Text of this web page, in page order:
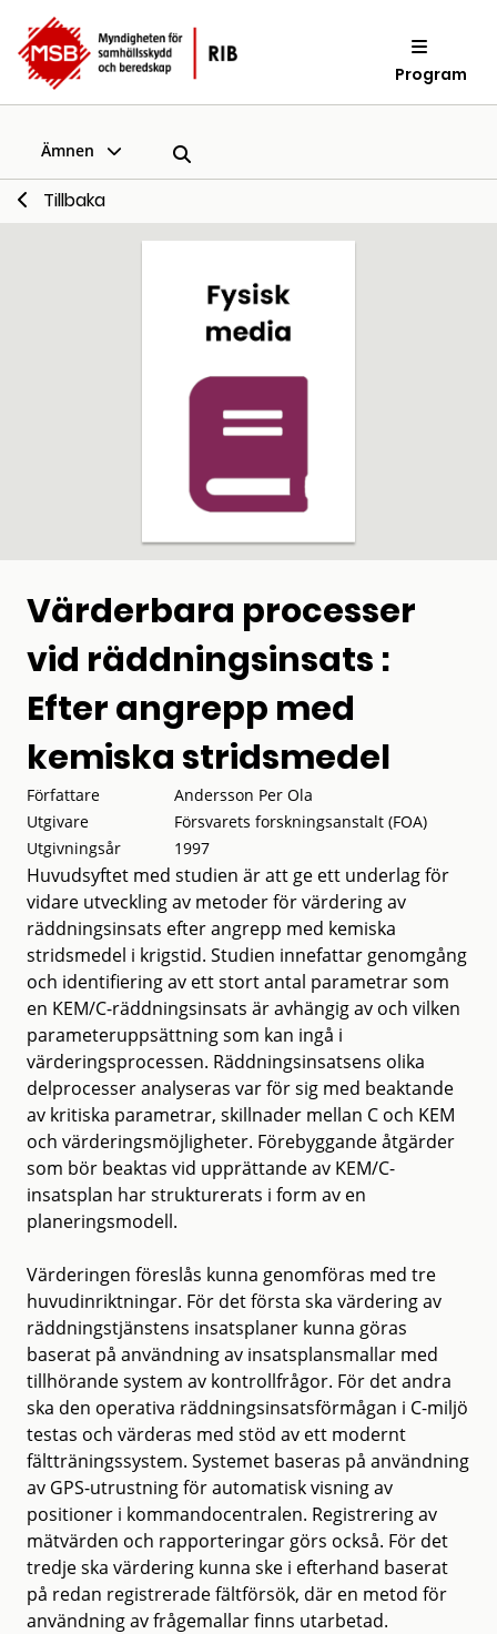
Program
Ämnen
Tillbaka
Värderbara processer
vid räddningsinsats :
Efter angrepp med
kemiska stridsmedel
Författare
Andersson Per Ola
Utgivare
Försvarets forskningsanstalt (FOA)
Utgivningsår
1997
Huvudsyftet med studien är att ge ett underlag för
vidare utveckling av metoder för värdering av
räddningsinsats efter angrepp med kemiska
stridsmedel i krigstid. Studien innefattar genomgång
och identifiering av ett stort antal parametrar som
en KEM/C-räddningsinsats är avhängig av och vilken
parameteruppsättning som kan ingå i
värderingsprocessen. Räddningsinsatsens olika
delprocesser analyseras var för sig med beaktande
av kritiska parametrar, skillnader mellan C och KEM
och värderingsmöjligheter. Förebyggande åtgärder
som bör beaktas vid upprättande av KEM/C-
insatsplan har strukturerats i form av en
planeringsmodell.
Värderingen föreslås kunna genomföras med tre
huvudinriktningar. För det första ska värdering av
räddningstjänstens insatsplaner kunna göras
baserat på användning av insatsplansmallar med
tillhörande system av kontrollfrågor. För det andra
ska den operativa räddningsinsatsförmågan i C-miljö
testas och värderas med stöd av ett modernt
fältträningssystem. Systemet baseras på användning
av GPS-utrustning för automatisk visning av
positioner i kommandocentralen. Registrering av
mätvärden och rapporteringar görs också. För det
tredje ska värdering kunna ske i efterhand baserat
på redan registrerade fältförsök, där en metod för
användning av frågemallar finns utarbetad.